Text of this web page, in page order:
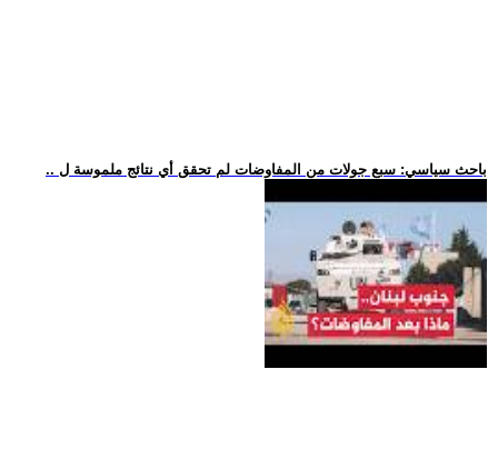
.. باحث سياسي: سبع جولات من المفاوضات لم تحقق أي نتائج ملموسة ل